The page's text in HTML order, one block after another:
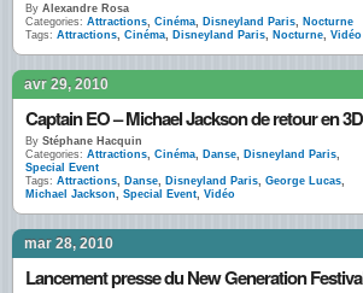
By Alexandre Rosa
Categories: Attractions, Cinéma, Disneyland Paris, Nocturne
Tags: Attractions, Cinéma, Disneyland Paris, Nocturne, Vidéo
avr 29, 2010
By Stéphane Hacquin
Categories: Attractions, Cinéma, Danse, Disneyland Paris,
Special Event
Tags: Attractions, Danse, Disneyland Paris, George Lucas,
Michael Jackson, Special Event, Vidéo
mar 28, 2010